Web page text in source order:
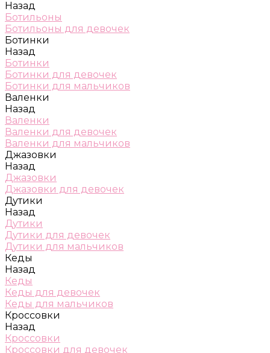
Назад
Ботильоны
Ботильоны для девочек
Ботинки
Назад
Ботинки
Ботинки для девочек
Ботинки для мальчиков
Валенки
Назад
Валенки
Валенки для девочек
Валенки для мальчиков
Джазовки
Назад
Джазовки
Джазовки для девочек
Дутики
Назад
Дутики
Дутики для девочек
Дутики для мальчиков
Кеды
Назад
Кеды
Кеды для девочек
Кеды для мальчиков
Кроссовки
Назад
Кроссовки
Кроссовки для девочек